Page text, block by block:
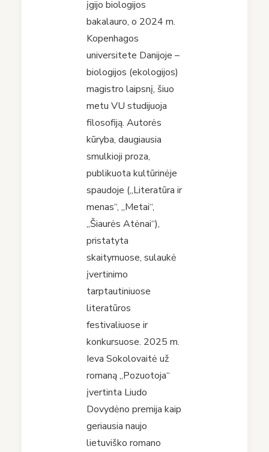
įgijo biologijos
bakalauro, o 2024 m.
Kopenhagos
universitete Danijoje –
biologijos (ekologijos)
magistro laipsnį, šiuo
metu VU studijuoja
filosofiją. Autorės
kūryba, daugiausia
smulkioji proza,
publikuota kultūrinėje
spaudoje („Literatūra ir
menas“, „Metai“,
„Šiaurės Atėnai“),
pristatyta
skaitymuose, sulaukė
įvertinimo
tarptautiniuose
literatūros
festivaliuose ir
konkursuose. 2025 m.
Ieva Sokolovaitė už
romaną „Pozuotoja“
įvertinta Liudo
Dovydėno premija kaip
geriausia naujo
lietuviško romano